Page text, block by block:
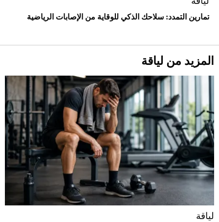
تمارين التمدد: سلاحك الذكي للوقاية من الإصابات الرياضية
المزيد من لياقة
لياقة